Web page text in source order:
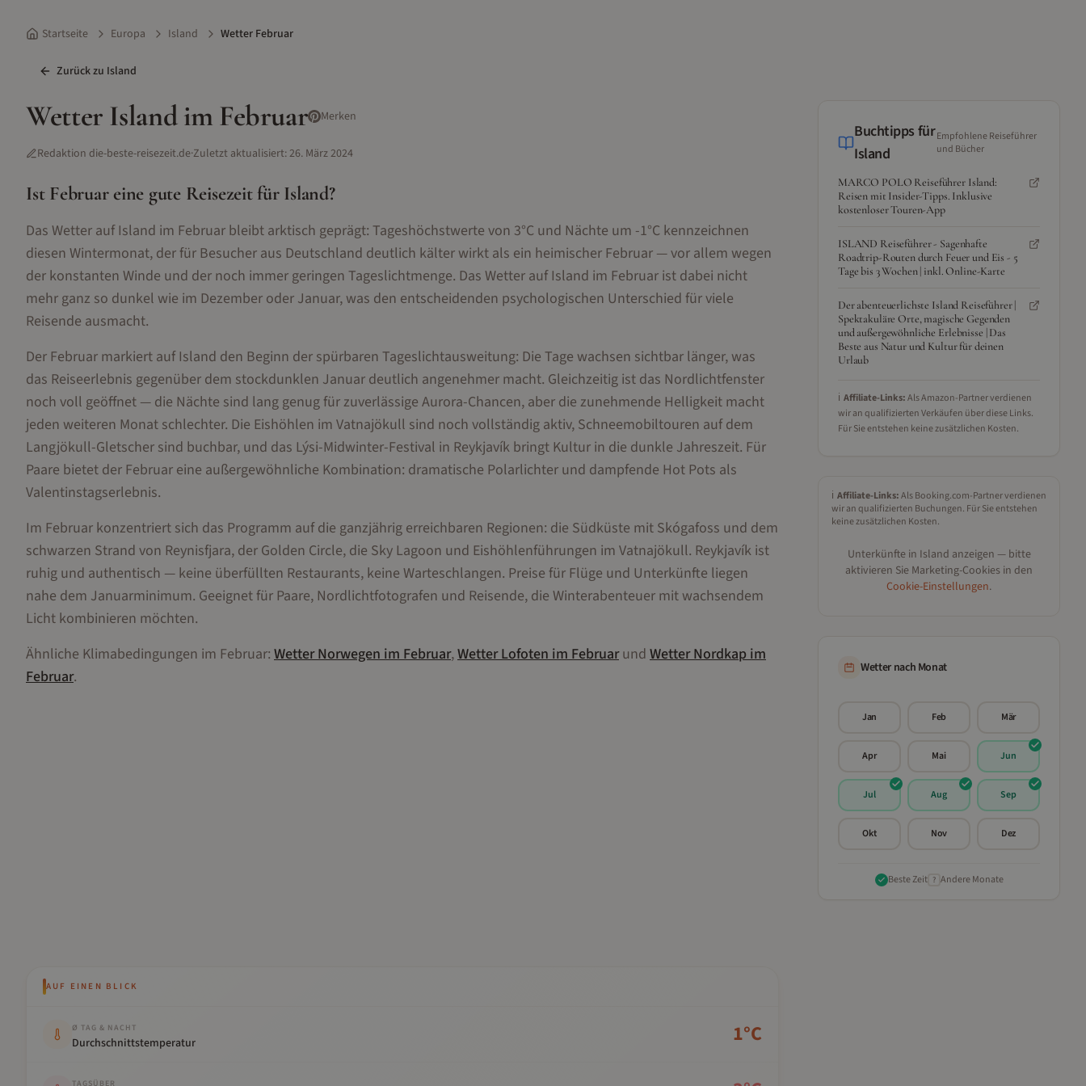
Startseite Europa Island Wetter Februar
Zurück zu Island
Wetter Islandim Februar Merken
Redaktion die-beste-reisezeit.de·Zuletzt aktualisiert:26. März 2024
Ist Februareine gute Reisezeit für Island?
Das Wetter auf Island im Februar bleibt arktisch geprägt: Tageshöchstwerte von 3°C und Nächte um -1°C kennzeichnen
diesen Wintermonat, der für Besucher aus Deutschland deutlich kälter wirkt als ein heimischer Februar — vor allem wegen
der konstanten Winde und der noch immer geringen Tageslichtmenge. Das Wetter auf Island im Februar ist dabei nicht
mehr ganz so dunkel wie im Dezember oder Januar, was den entscheidenden psychologischen Unterschied für viele
Reisende ausmacht.
Der Februar markiert auf Island den Beginn der spürbaren Tageslichtausweitung: Die Tage wachsen sichtbar länger, was
das Reiseerlebnis gegenüber dem stockdunklen Januar deutlich angenehmer macht. Gleichzeitig ist das Nordlichtfenster
noch voll geöffnet — die Nächte sind lang genug für zuverlässige Aurora-Chancen, aber die zunehmende Helligkeit macht
jeden weiteren Monat schlechter. Die Eishöhlen im Vatnajökull sind noch vollständig aktiv, Schneemobiltouren auf dem
Langjökull-Gletscher sind buchbar, und das Lýsi-Midwinter-Festival in Reykjavík bringt Kultur in die dunkle Jahreszeit. Für
Paare bietet der Februar eine außergewöhnliche Kombination: dramatische Polarlichter und dampfende Hot Pots als
Valentinstagserlebnis.
Im Februar konzentriert sich das Programm auf die ganzjährig erreichbaren Regionen: die Südküste mit Skógafoss und dem
schwarzen Strand von Reynisfjara, der Golden Circle, die Sky Lagoon und Eishöhlenführungen im Vatnajökull. Reykjavík ist
ruhig und authentisch — keine überfüllten Restaurants, keine Warteschlangen. Preise für Flüge und Unterkünfte liegen
nahe dem Januarminimum. Geeignet für Paare, Nordlichtfotografen und Reisende, die Winterabenteuer mit wachsendem
Licht kombinieren möchten.
Ähnliche Klimabedingungen im Februar: WetterNorwegenimFebruar,WetterLofotenimFebruarund WetterNordkapim
Februar.
AUF EINEN BLICK
Ø TAG & NACHT
Durchschnittstemperatur 1°C
TAGSÜBER
Buchtipps für
Island
Empfohlene Reiseführer
und Bücher
MARCO POLO Reiseführer Island:
Reisen mit Insider-Tipps. Inklusive
kostenloser Touren-App
ISLAND Reiseführer - Sagenhafte
Roadtrip-Routen durch Feuer und Eis - 5
Tage bis 3 Wochen | inkl. Online-Karte
Der abenteuerlichste Island Reiseführer |
Spektakuläre Orte, magische Gegenden
und außergewöhnliche Erlebnisse | Das
Beste aus Natur und Kultur für deinen
Urlaub
ℹ️ Affiliate-Links:Als Amazon-Partner verdienen
wir an qualifizierten Verkäufen über diese Links.
Für Sie entstehen keine zusätzlichen Kosten.
ℹ️ Affiliate-Links:Als Booking.com-Partner verdienen
wir an qualifizierten Buchungen. Für Sie entstehen
keine zusätzlichen Kosten.
Unterkünfte in Island anzeigen — bitte
aktivieren Sie Marketing-Cookies in den
Cookie-Einstellungen.
Wetter nach Monat
Jan Feb Mär
Apr Mai Jun
Jul Aug Sep
Okt Nov Dez
Beste Zeit ? Andere Monate